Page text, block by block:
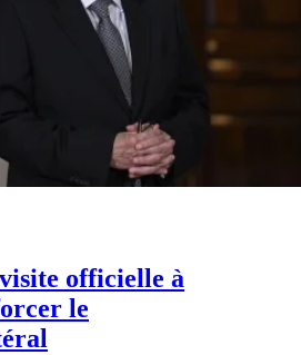
officielle à
le